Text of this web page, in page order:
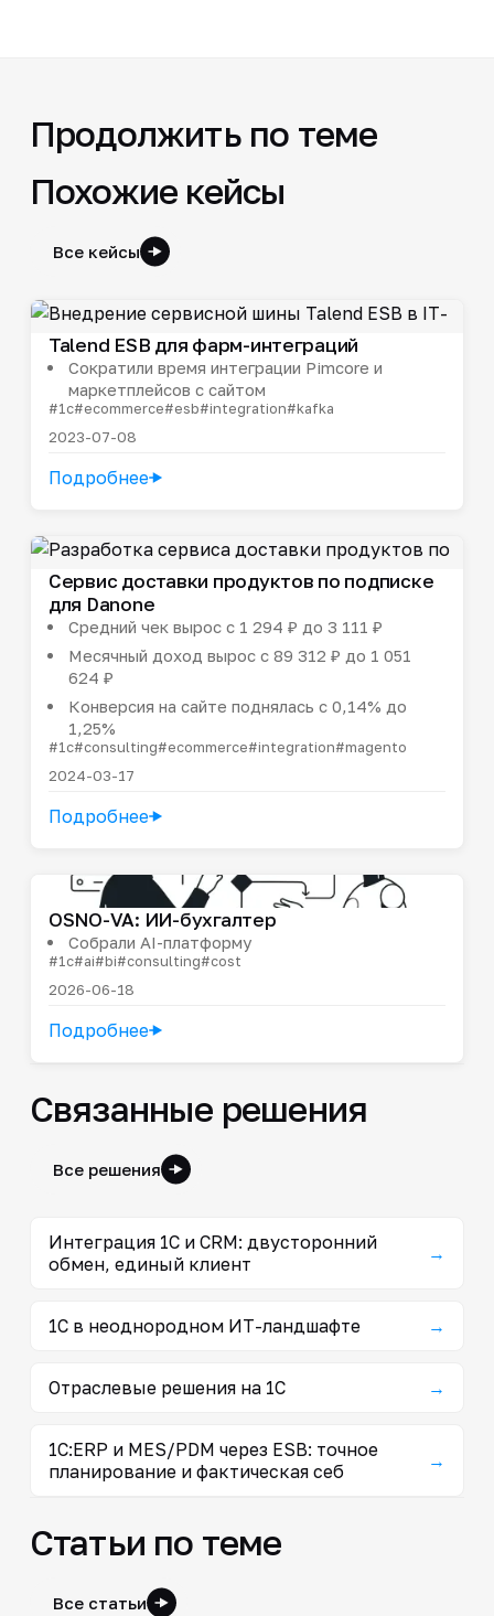
Продолжить по теме
Похожие кейсы
Все кейсы
Talend ESB для фарм-интеграций
Сократили время интеграции Pimcore и
маркетплейсов с сайтом
#1c#ecommerce#esb#integration#kafka
2023-07-08
Подробнее
Сервис доставки продуктов по подписке
для Danone
Средний чек вырос с 1 294 ₽ до 3 111 ₽
Месячный доход вырос с 89 312 ₽ до 1 051
624 ₽
Конверсия на сайте поднялась с 0,14% до
1,25%
#1c#consulting#ecommerce#integration#magento
2024-03-17
Подробнее
OSNO-VA: ИИ-бухгалтер
Собрали AI-платформу
#1c#ai#bi#consulting#cost
2026-06-18
Подробнее
Связанные решения
Все решения
Интеграция 1С и CRM: двусторонний
обмен, единый клиент
→
1С в неоднородном ИТ-ландшафте →
Отраслевые решения на 1С →
1С:ERP и MES/PDM через ESB: точное
планирование и фактическая себ
→
Статьи по теме
Все статьи